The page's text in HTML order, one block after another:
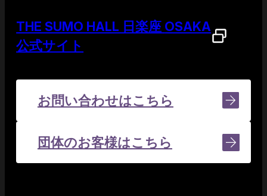
THE SUMO HALL 日楽座 OSAKA
公式サイト
お問い合わせはこちら
団体のお客様はこちら